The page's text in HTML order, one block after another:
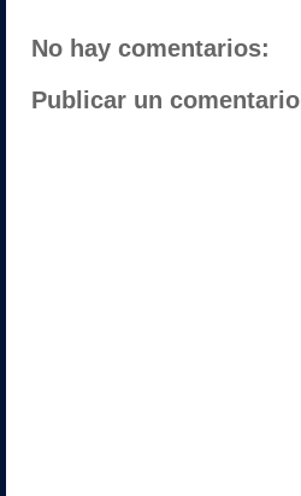
No hay comentarios:
Publicar un comentario